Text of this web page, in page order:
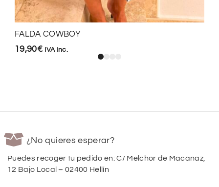
FALDA COWBOY
19,90€ IVA Inc.
¿No quieres esperar?
Puedes recoger tu pedido en: C/ Melchor de Macanaz,
12 Bajo Local – 02400 Hellín